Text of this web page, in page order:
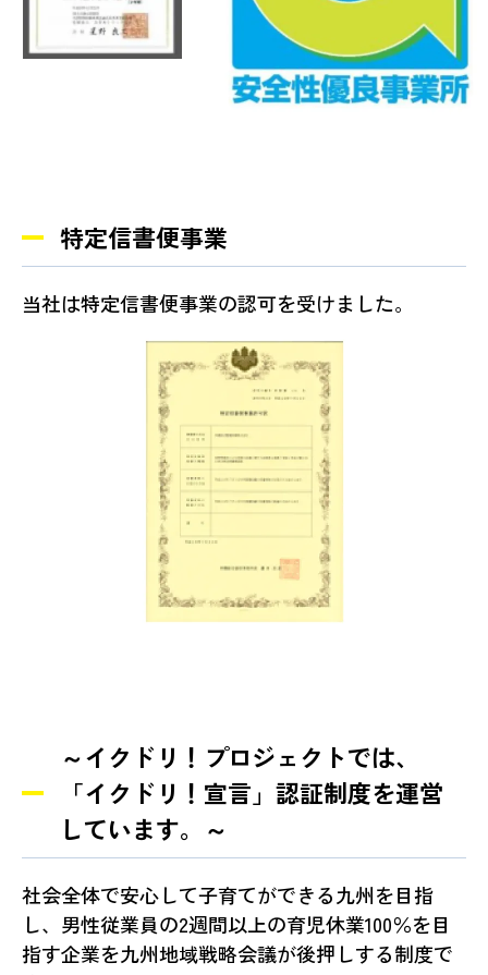
特定信書便事業
当社は特定信書便事業の認可を受けました。
～イクドリ！プロジェクトでは、
「イクドリ！宣言」認証制度を運営
しています。～
社会全体で安心して子育てができる九州を目指
し、男性従業員の2週間以上の育児休業100％を目
指す企業を九州地域戦略会議が後押しする制度で